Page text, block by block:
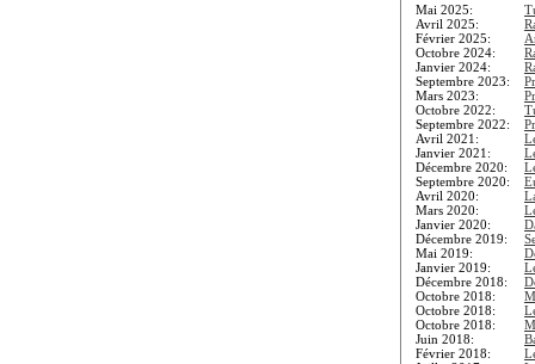
Mai 2025:
Avril 2025:
Février 2025:
Octobre 2024:
Janvier 2024:
Septembre 2023:
Mars 2023:
Octobre 2022:
Septembre 2022:
Avril 2021:
Janvier 2021:
Décembre 2020:
Septembre 2020:
Avril 2020:
Mars 2020:
Janvier 2020:
Décembre 2019:
Mai 2019:
Janvier 2019:
Décembre 2018:
Octobre 2018:
Octobre 2018:
Octobre 2018:
Juin 2018:
Février 2018: